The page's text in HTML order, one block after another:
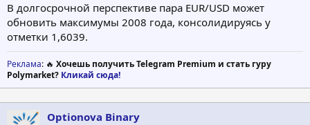
В долгосрочной перспективе пара EUR/USD может
обновить максимумы 2008 года, консолидируясь у
отметки 1,6039.
Реклама: 🔥 Хочешь получить Telegram Premium и стать гуру
Polymarket? Кликай сюда!
Optionova Binary